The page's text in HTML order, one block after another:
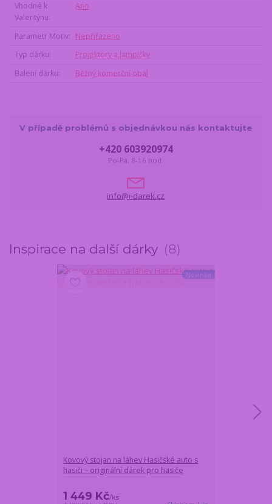
Vhodné k
Valentýnu
Ano
Parametr Motiv
Nepřiřazeno
Typ dárku
Projektory a lampičky
Balení dárku
Běžný komerční obal
V případě problémů s objednávkou nás kontaktujte
+420 603920974
Po-Pá, 8-16 hod.
info@i-darek.cz
Inspirace na další dárky 8
Novinka
Kovový stojan na láhev Hasičské auto s
hasiči – originální dárek pro hasiče
1 449 Kč/ks